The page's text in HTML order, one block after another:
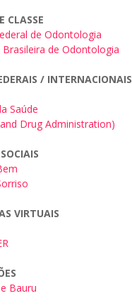
CLASSE
de Odontologia
de Odontologia
/ INTERNACIONAIS
Saúde
Drug Administration)
VIRTUAIS
Bauru